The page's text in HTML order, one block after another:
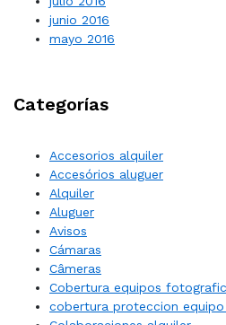
junio 2016
mayo 2016
Categorías
Accesorios alquiler
Accesórios aluguer
Alquiler
Aluguer
Avisos
Cámaras
Câmeras
Cobertura equipos
cobertura proteccion